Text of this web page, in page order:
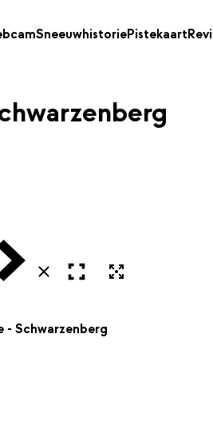
SneeuwhistoriePistekaart
SluitenOpen in volledig scherm
- Schwarzenberg